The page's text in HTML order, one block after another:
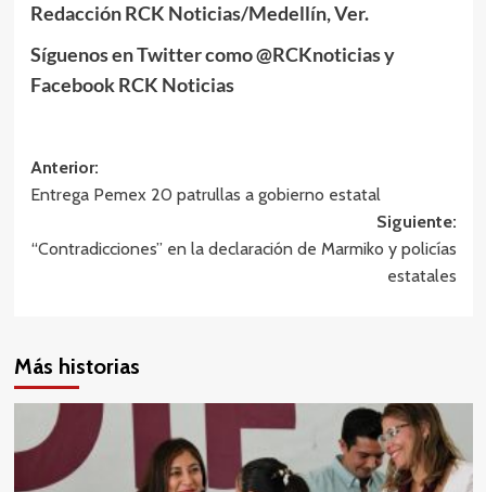
Redacción RCK Noticias/Medellín, Ver.
Síguenos en Twitter como @RCKnoticias y
Facebook RCK Noticias
Navegación
de
entradas
Anterior:
Entrega Pemex 20 patrullas a gobierno estatal
Siguiente:
“Contradicciones” en la declaración de Marmiko y policías
estatales
Más historias